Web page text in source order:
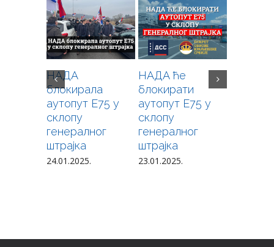
НАДА
блокирала
аутопут Е75 у
склопу
генералног
штрајка
24.01.2025.
НАДА ће
блокирати
аутопут Е75 у
склопу
генералног
штрајка
23.01.2025.